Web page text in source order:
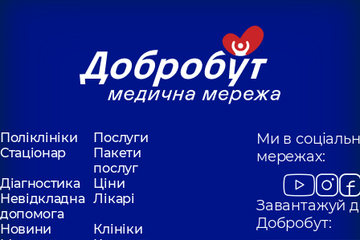
Поліклініки
Послуги
Стаціонар
Пакети
послуг
Діагностика
Ціни
Невідкладна
допомога
Лікарі
Новини
Клініки
Ми в
мережах:
Завантажуй
Добробут: